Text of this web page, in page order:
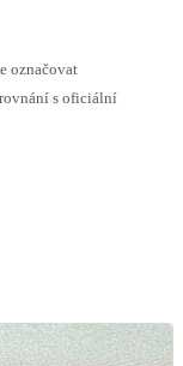
označovat
s oficiální